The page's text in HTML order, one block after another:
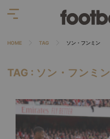
HOME TAG ソン・フンミン
TAG : ソン・フンミン